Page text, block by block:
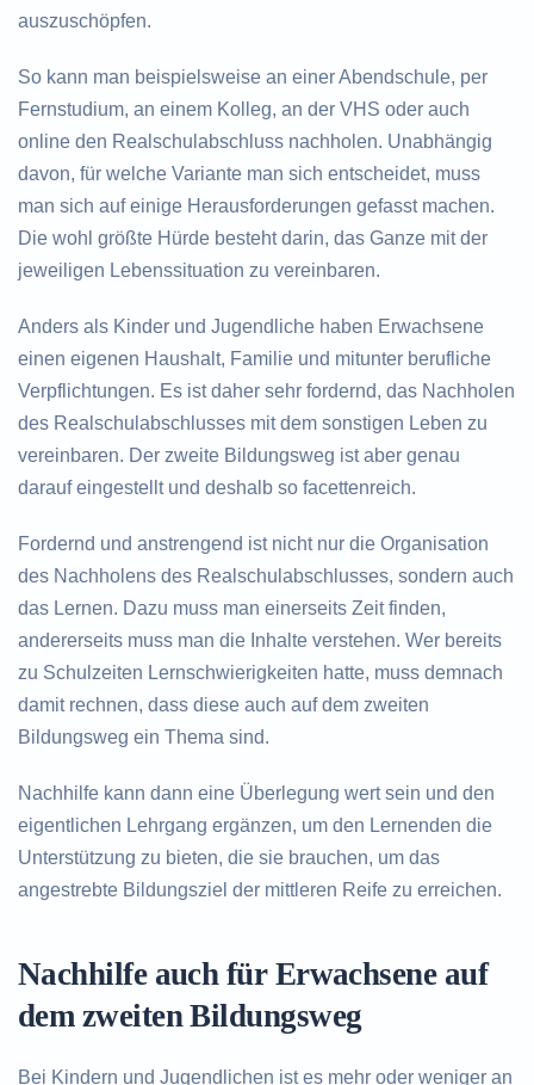
auszuschöpfen.
So kann man beispielsweise an einer Abendschule, per
Fernstudium, an einem Kolleg, an der VHS oder auch
online den Realschulabschluss nachholen. Unabhängig
davon, für welche Variante man sich entscheidet, muss
man sich auf einige Herausforderungen gefasst machen.
Die wohl größte Hürde besteht darin, das Ganze mit der
jeweiligen Lebenssituation zu vereinbaren.
Anders als Kinder und Jugendliche haben Erwachsene
einen eigenen Haushalt, Familie und mitunter berufliche
Verpflichtungen. Es ist daher sehr fordernd, das Nachholen
des Realschulabschlusses mit dem sonstigen Leben zu
vereinbaren. Der zweite Bildungsweg ist aber genau
darauf eingestellt und deshalb so facettenreich.
Fordernd und anstrengend ist nicht nur die Organisation
des Nachholens des Realschulabschlusses, sondern auch
das Lernen. Dazu muss man einerseits Zeit finden,
andererseits muss man die Inhalte verstehen. Wer bereits
zu Schulzeiten Lernschwierigkeiten hatte, muss demnach
damit rechnen, dass diese auch auf dem zweiten
Bildungsweg ein Thema sind.
Nachhilfe kann dann eine Überlegung wert sein und den
eigentlichen Lehrgang ergänzen, um den Lernenden die
Unterstützung zu bieten, die sie brauchen, um das
angestrebte Bildungsziel der mittleren Reife zu erreichen.
Nachhilfe auch für Erwachsene auf
dem zweiten Bildungsweg
Bei Kindern und Jugendlichen ist es mehr oder weniger an